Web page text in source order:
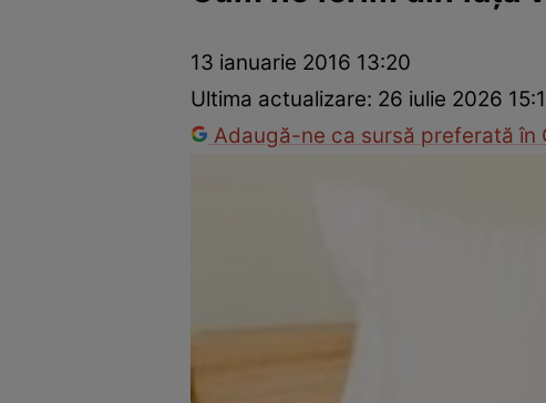
Prevenție și tratamentRemedii naturisteMedicii răspund
13 ianuarie 2016 13:20
Ultima actualizare: 26 iulie 2026
Adaugă-ne ca sursă preferată în